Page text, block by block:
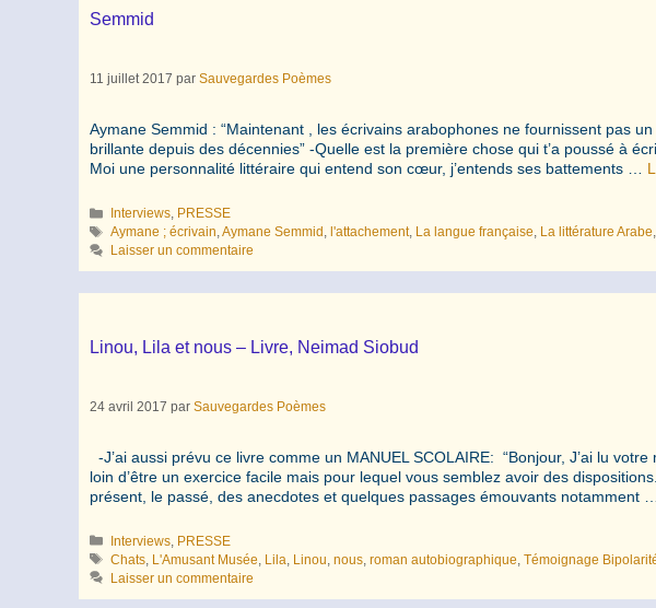
Semmid
11 juillet 2017 par Sauvegardes Poèmes
Aymane Semmid : “Maintenant , les écrivains arabophones ne fournissent pas
brillante depuis des décennies” -Quelle est la première chose qui t’a poussé à
Moi une personnalité littéraire qui entend son cœur, j’entends ses battements …
Catégories
Interviews, PRESSE
Étiquettes
Aymane ; écrivain,Aymane Semmid , l'attachement, La langue française, La littérature Arabe,
Laisser un commentaire
Linou, Lila et nous – Livre, Neimad Siobud
24 avril 2017 par Sauvegardes Poèmes
-J’ai aussi prévu ce livre comme un MANUEL SCOLAIRE: “Bonjour, J’ai lu
loin d’être un exercice facile mais pour lequel vous semblez avoir des
présent, le passé, des anecdotes et quelques passages émouvants notamment …
Catégories
Interviews, PRESSE
Étiquettes
Chats, L'Amusant Musée, Lila, Linou,nous,roman autobiographique,Témoignage
Laisser un commentaire